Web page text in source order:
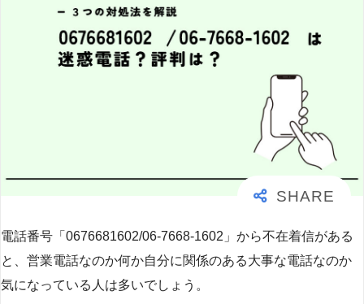
電話番号「0676681602/06-7668-1602」から不在着信がある
と、営業電話なのか何か自分に関係のある大事な電話なのか
気になっている人は多いでしょう。